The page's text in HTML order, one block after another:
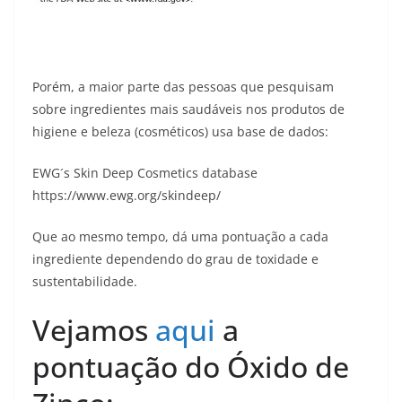
Porém, a maior parte das pessoas que pesquisam
sobre ingredientes mais saudáveis nos produtos de
higiene e beleza (cosméticos) usa base de dados:
EWG´s Skin Deep Cosmetics database
https://www.ewg.org/skindeep/
Que ao mesmo tempo, dá uma pontuação a cada
ingrediente dependendo do grau de toxidade e
sustentabilidade.
Vejamos aqui a
pontuação do Óxido de